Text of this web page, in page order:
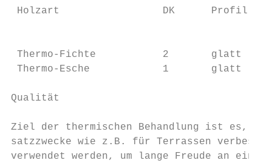
Holzart                 DK      Profil
Thermo-Fichte           2       glatt
Thermo-Esche            1
Qualität
Ziel der thermischen Behandlung ist es, die
satzzwecke wie z.B. für Terrassen
verwendet werden, um lange Freude an